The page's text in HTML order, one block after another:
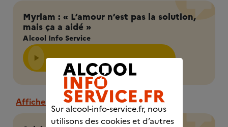
Myriam : « L’amour n’est pas la solution,
mais ça a aidé »
Alcool Info Service
Afficher la transcription
Sur alcool-info-service.fr, nous
utilisons des cookies et d’autres